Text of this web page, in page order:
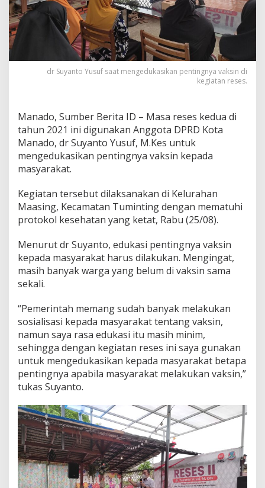
d
u
k
a
s
i
k
a
s
i
n
p
a
d
a
a
r
g
a
dr Suyanto Yusuf saat mengedukasikan pentingnya vaksin di
kegiatan reses.
Manado, Sumber Berita ID – Masa reses kedua di
tahun 2021 ini digunakan Anggota DPRD Kota
Manado, dr Suyanto Yusuf, M.Kes untuk
mengedukasikan pentingnya vaksin kepada
masyarakat.
Kegiatan tersebut dilaksanakan di Kelurahan
Maasing, Kecamatan Tuminting dengan mematuhi
protokol kesehatan yang ketat, Rabu (25/08).
Menurut dr Suyanto, edukasi pentingnya vaksin
kepada masyarakat harus dilakukan. Mengingat,
masih banyak warga yang belum di vaksin sama
sekali.
“Pemerintah memang sudah banyak melakukan
sosialisasi kepada masyarakat tentang vaksin,
namun saya rasa edukasi itu masih minim,
sehingga dengan kegiatan reses ini saya gunakan
untuk mengedukasikan kepada masyarakat betapa
pentingnya apabila masyarakat melakukan vaksin,”
tukas Suyanto.